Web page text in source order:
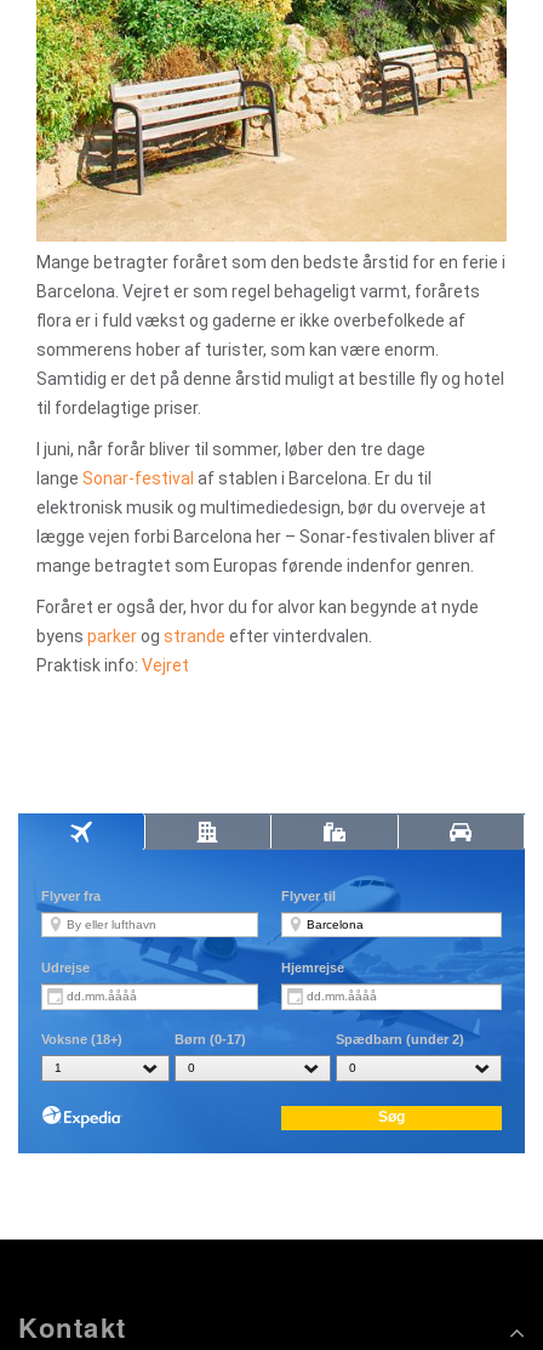
Mange betragter foråret som den bedste årstid for en ferie i
Barcelona. Vejret er som regel behageligt varmt, forårets
flora er i fuld vækst og gaderne er ikke overbefolkede af
sommerens hober af turister, som kan være enorm.
Samtidig er det på denne årstid muligt at bestille fly og hotel
til fordelagtige priser.
I juni, når forår bliver til sommer, løber den tre dage
lange Sonar-festival af stablen i Barcelona. Er du til
elektronisk musik og multimediedesign, bør du overveje at
lægge vejen forbi Barcelona her – Sonar-festivalen bliver af
mange betragtet som Europas førende indenfor genren.
Foråret er også der, hvor du for alvor kan begynde at nyde
byens parkerog strande efter vinterdvalen.
Praktisk info: Vejret
Kontakt